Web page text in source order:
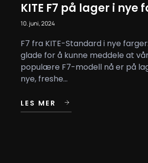
KITE F7 på lager i nye
10. juni, 2024
F7 fra KITE-Standard i nye
glade for å kunne meddele at
populære F7-modell nå er på
nye, freshe...
LES MER